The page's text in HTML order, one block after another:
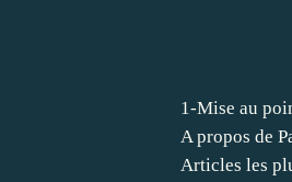
1-Mise au
A propos de
Articles les